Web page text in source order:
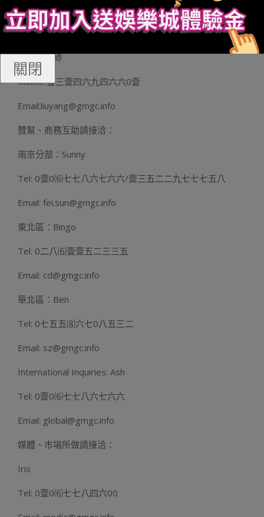
遇，轉變齊球游戲市場格式的尾選。
GMGC南京名目賣力人：
劉師長教師
Mobile:壹三壹四六九四六六0壹
Email:liuyang@gmgc.info
贊幫、商務互助請接洽：
南京分部：Sunny
Tel: 0壹0⑹七七八六七六六/壹三五二二九七七七五八
Email: fei.sun@gmgc.info
東北區：Bingo
Tel: 0二八⑹壹壹五二三三五
Email: cd@gmgc.info
華北區：Ben
Tel: 0七五五⑻六七0八五三二
Email: sz@gmgc.info
International Inquiries: Ash
Tel: 0壹0⑹七七八六七六六
Email: global@gmgc.info
媒體、市場所做請接洽：
Iris
Tel: 0壹0⑹七七八四六00
關閉